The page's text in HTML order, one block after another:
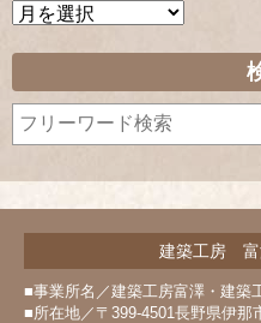
ア
イ
ブ
建築工房 富
■事業所名／建築工房富澤・建築
■所在地／〒399-4501長野県伊那